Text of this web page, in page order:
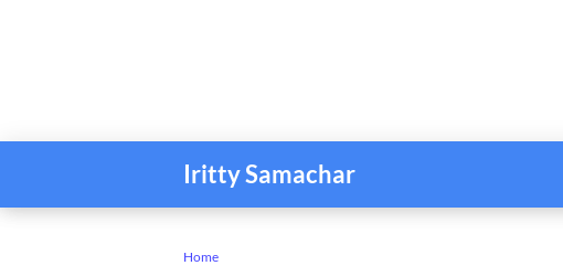
Iritty Samachar
Home